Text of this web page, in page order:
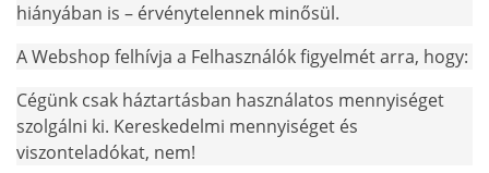
hiányában is – érvénytelennek minősül.
A Webshop felhívja a Felhasználók figyelmét arra, hogy:
Cégünk csak háztartásban használatos mennyiséget
szolgálni ki. Kereskedelmi mennyiséget és
viszonteladókat, nem!